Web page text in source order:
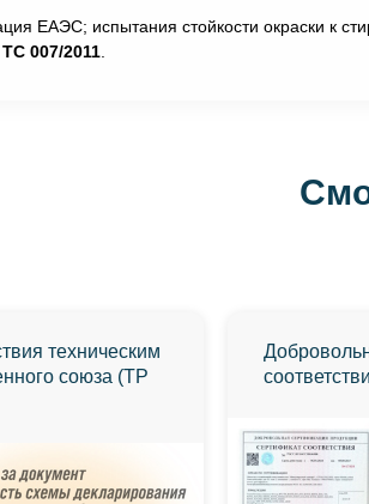
ЕАЭС; испытания стойкости окраски к
007/2011
техническим
союза (ТР